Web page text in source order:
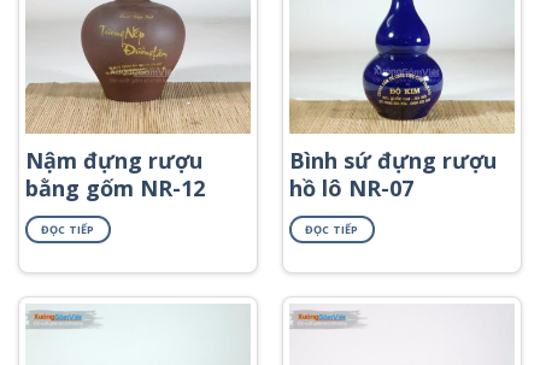
Nậm đựng rượu
bằng gốm NR-12
ĐỌC TIẾP
Bình sứ đựng rượu
hồ lô NR-07
ĐỌC TIẾP